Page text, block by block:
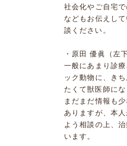
社会化やご自宅
などもお伝えし
談ください。
・原田 優眞（左下
一般にあまり診
ック動物に、き
たくて獣医師にな
まだまだ情報も
ありますが、本
よう相談の上、
います。